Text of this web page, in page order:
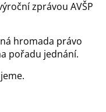
zprávou AVŠP
hromada právo
pořadu jednání.